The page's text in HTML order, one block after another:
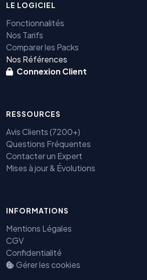
LE LOGICIEL
Fonctionnalités
Nos Tarifs
Comparer les Packs
Nos Références
Connexion Client
RESSOURCES
Avis Clients (7200+)
Questions Fréquentes
Contacter un Expert
Mises à jour & Évolutions
INFORMATIONS
Mentions Légales
CGV
Confidentialité
Gérer les cookies